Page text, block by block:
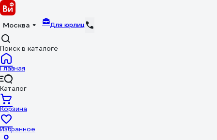
Москва Для юрлиц
Поиск в каталоге
Главная
Каталог
Корзина
Избранное